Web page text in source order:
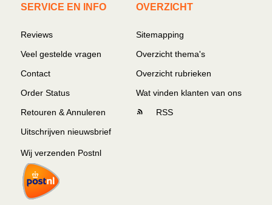
SERVICE EN INFO
Reviews
Veel gestelde vragen
Contact
Order Status
Retouren & Annuleren
Uitschrijven nieuwsbrief
Wij verzenden Postnl
OVERZICHT
Sitemapping
Overzicht thema's
Overzicht rubrieken
Wat vinden klanten van ons
RSS